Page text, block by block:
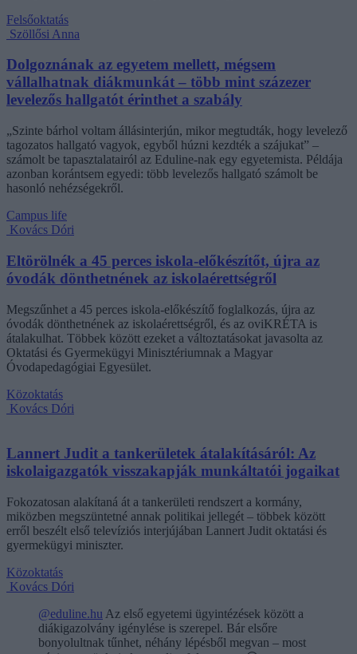
Felsőoktatás
Szöllősi Anna
Dolgoznának az egyetem mellett, mégsem
vállalhatnak diákmunkát – több mint százezer
levelezős hallgatót érinthet a szabály
„Szinte bárhol voltam állásinterjún, mikor megtudták, hogy levelező
tagozatos hallgató vagyok, egyből húzni kezdték a szájukat” –
számolt be tapasztalatairól az Eduline-nak egy egyetemista. Példája
azonban korántsem egyedi: több levelezős hallgató számolt be
hasonló nehézségekről.
Campus life
Kovács Dóri
Eltörölnék a 45 perces iskola-előkészítőt, újra az
óvodák dönthetnének az iskolaérettségről
Megszűnhet a 45 perces iskola-előkészítő foglalkozás, újra az
óvodák dönthetnének az iskolaérettségről, és az oviKRÉTA is
átalakulhat. Többek között ezeket a változtatásokat javasolta az
Oktatási és Gyermekügyi Minisztériumnak a Magyar
Óvodapedagógiai Egyesület.
Közoktatás
Kovács Dóri
Lannert Judit a tankerületek átalakításáról: Az
iskolaigazgatók visszakapják munkáltatói jogaikat
Fokozatosan alakítaná át a tankerületi rendszert a kormány,
miközben megszüntetné annak politikai jellegét – többek között
erről beszélt első televíziós interjújában Lannert Judit oktatási és
gyermekügyi miniszter.
Közoktatás
Kovács Dóri
@eduline.hu Az első egyetemi ügyintézések között a
diákigazolvány igénylése is szerepel. Bár elsőre
bonyolultnak tűnhet, néhány lépésből megvan – most